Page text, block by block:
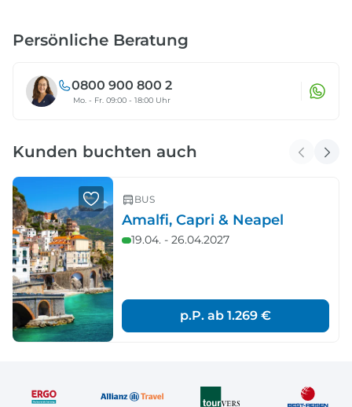
Persönliche Beratung
0800 900 800 2
Mo. - Fr. 09:00 - 18:00 Uhr
Kunden buchten auch
BUS
Amalfi, Capri & Neapel
19.04. - 26.04.2027
p.P. ab 1.269 €